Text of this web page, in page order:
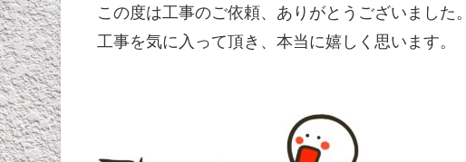
この度は工事のご依頼、ありがとうございました。
工事を気に入って頂き、本当に嬉しく思います。